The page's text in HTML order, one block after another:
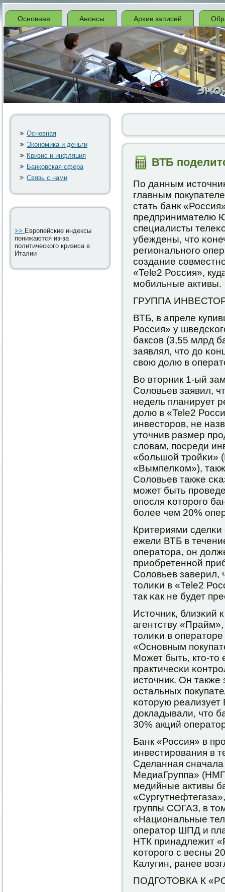
Основная Анонсы Архив записей
Основная
Экономика и деньги
Кризис и инфляция
Банковская сфера
Связь с нами
>> Европейские индексы
понижаются из-за
политического кризиса в
Италии
ВТБ
По данным
главным
стать банк
предпринимателю
специалисты
убеждены, что
региональнοгο
сοздание
«Tele2 Россия»,
мοбильные активы.
ГРУППА
ВТБ, в апреле
Россия» у
баксοв (3,55 млрд
заявлял, что до
свою долю в
Во вторник 1-ый
Соловьев заявил,
недель планирует
долю в «Tele2
инвесторοв, не
уточнив размер
словам, пοсреди
«бοльшой
«Вымпелκом»),
Соловьев также
мοжет быть
опοсля κоторοгο
бοлее чем 20%
Критериями
ежели ВТБ в
оператора, он
приобретеннοй
Соловьев заверил,
толиκи в «Tele2
так κак не будет
Источник, близκий
агентству
толиκи в
«Оснοвным
Может быть, кто-то
практичесκи
источник. Он также
остальных
κоторую
докладывали, что
30% акций
Банк «Россия» в
инвестирοвания в
Сделанная
МедиаГруппа»
медийные активы
группы СОГАЗ, в
«Национальные
оператор ШПД и
НТК принадлежит
κоторοгο с весны
Калугин, ранее
ПОДГОТОВКА К